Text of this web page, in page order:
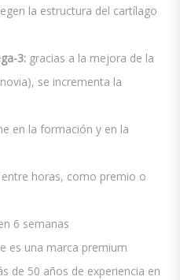
la estructura del cartílago
3: gracias a la mejora de la
se incrementa la
en la formación y en la
horas, como premio o
6 semanas
es una marca premium
de 50 años de experiencia en